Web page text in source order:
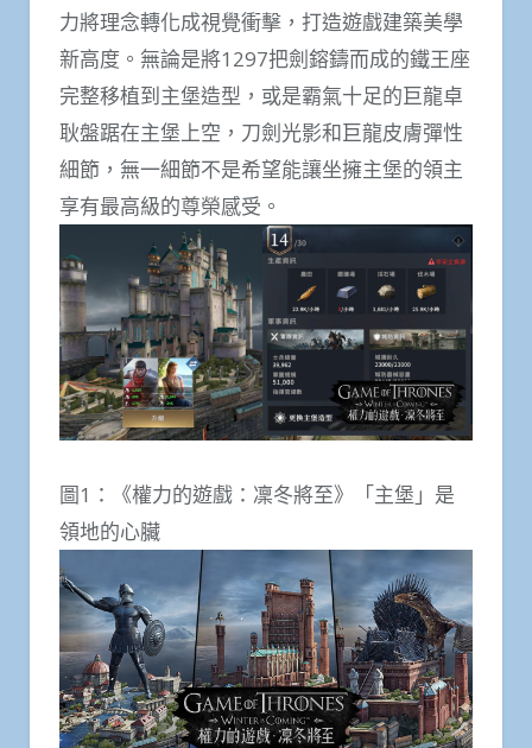
力將理念轉化成視覺衝擊，打造遊戲建築美學
新高度。無論是將1297把劍鎔鑄而成的鐵王座
完整移植到主堡造型，或是霸氣十足的巨龍卓
耿盤踞在主堡上空，刀劍光影和巨龍皮膚彈性
細節，無一細節不是希望能讓坐擁主堡的領主
享有最高級的尊榮感受。
圖1：《權力的遊戲：凜冬將至》「主堡」是
領地的心臟